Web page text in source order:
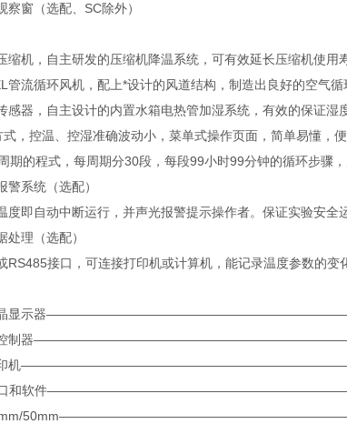
窗（选配、SC除外）
机，自主研发的压缩机降温系统，可有效延长压缩机使用寿
流循环风机，配上*设计的风道结构，制造出良好的空气循
器，自主设计的内置水箱电热管加湿系统，有效的保证湿度
控温、控湿准确波动小，菜单式操作页面，简单易懂，便
的程式，每周期分30段，每段99小时99分钟的循环步骤，
系统（选配）
即自动中断运行，并声光报警提示操作者。保证实验安全运
理（选配）
接口，可连接打印机或计算机，能记录温度参数的变
晶显示器
控制器
印机
口和软件
50mm—————————————————————————